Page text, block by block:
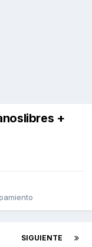
+
SIGUIENTE